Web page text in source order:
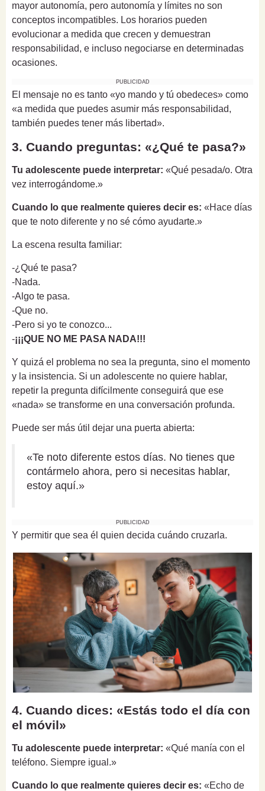
mayor autonomía, pero autonomía y límites no son
conceptos incompatibles. Los horarios pueden
evolucionar a medida que crecen y demuestran
responsabilidad, e incluso negociarse en determinadas
ocasiones.
PUBLICIDAD
El mensaje no es tanto «yo mando y tú obedeces» como
«a medida que puedes asumir más responsabilidad,
también puedes tener más libertad».
3. Cuando preguntas: «¿Qué te pasa?»
Tu adolescente puede interpretar: «Qué pesada/o. Otra
vez interrogándome.»
Cuando lo que realmente quieres decir es: «Hace días
que te noto diferente y no sé cómo ayudarte.»
La escena resulta familiar:
-¿Qué te pasa?
-Nada.
-Algo te pasa.
-Que no.
-Pero si yo te conozco...
-¡¡¡QUE NO ME PASA NADA!!!
Y quizá el problema no sea la pregunta, sino el momento
y la insistencia. Si un adolescente no quiere hablar,
repetir la pregunta difícilmente conseguirá que ese
«nada» se transforme en una conversación profunda.
Puede ser más útil dejar una puerta abierta:
«Te noto diferente estos días. No tienes que
contármelo ahora, pero si necesitas hablar,
estoy aquí.»
PUBLICIDAD
Y permitir que sea él quien decida cuándo cruzarla.
4. Cuando dices: «Estás todo el día con
el móvil»
Tu adolescente puede interpretar: «Qué manía con el
teléfono. Siempre igual.»
Cuando lo que realmente quieres decir es: «Echo de